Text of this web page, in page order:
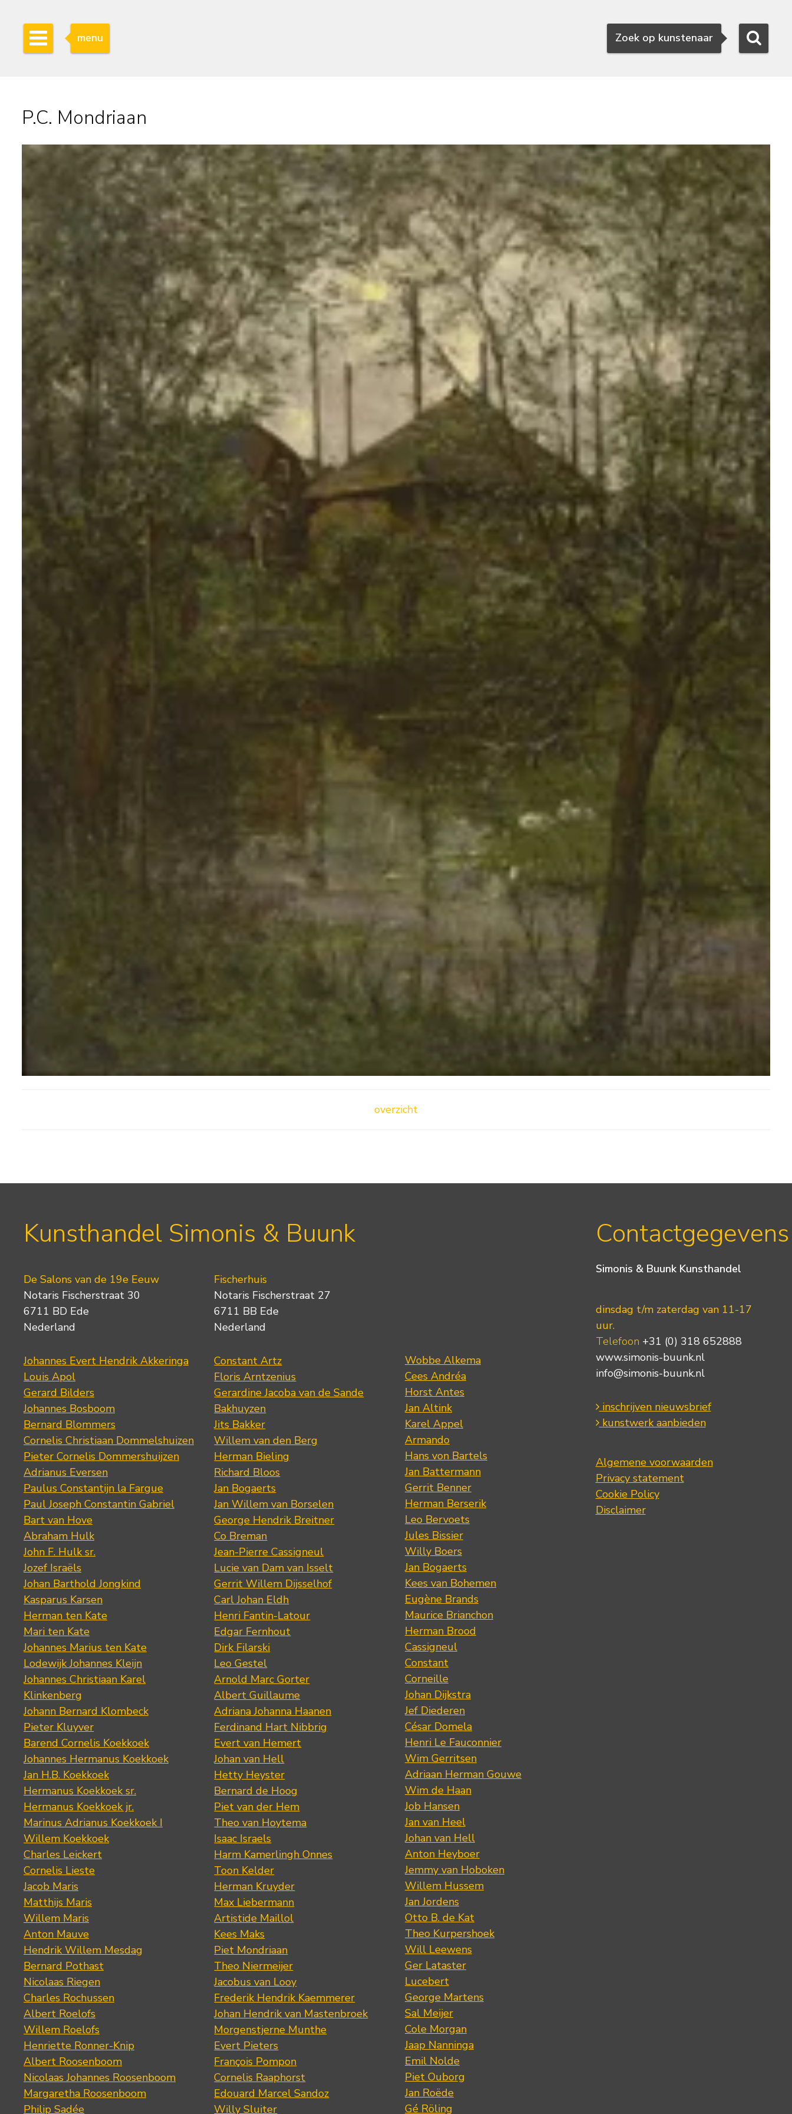
Zoeken
Zoek op kunstenaar
menu
P.C. Mondriaan
overzicht
Kunsthandel Simonis & Buunk
De Salons van de 19e Eeuw
Notaris Fischerstraat 30
6711 BD Ede
Nederland
Johannes Evert Hendrik Akkeringa
Louis Apol
Gerard Bilders
Johannes Bosboom
Bernard Blommers
Cornelis Christiaan Dommelshuizen
Pieter Cornelis Dommershuijzen
Adrianus Eversen
Paulus Constantijn la Fargue
Paul Joseph Constantin Gabriel
Bart van Hove
Abraham Hulk
John F. Hulk sr.
Jozef Israëls
Johan Barthold Jongkind
Kasparus Karsen
Herman ten Kate
Mari ten Kate
Johannes Marius ten Kate
Lodewijk Johannes Kleijn
Johannes Christiaan Karel
Klinkenberg
Johann Bernard Klombeck
Pieter Kluyver
Barend Cornelis Koekkoek
Johannes Hermanus Koekkoek
Jan H.B. Koekkoek
Hermanus Koekkoek sr.
Hermanus Koekkoek jr.
Marinus Adrianus Koekkoek I
Willem Koekkoek
Charles Leickert
Cornelis Lieste
Jacob Maris
Matthijs Maris
Willem Maris
Anton Mauve
Hendrik Willem Mesdag
Bernard Pothast
Nicolaas Riegen
Charles Rochussen
Albert Roelofs
Willem Roelofs
Henriette Ronner-Knip
Albert Roosenboom
Nicolaas Johannes Roosenboom
Margaretha Roosenboom
Philip Sadée
Fischerhuis
Notaris Fischerstraat 27
6711 BB Ede
Nederland
Constant Artz
Floris Arntzenius
Gerardine Jacoba van de Sande
Bakhuyzen
Jits Bakker
Willem van den Berg
Herman Bieling
Richard Bloos
Jan Bogaerts
Jan Willem van Borselen
George Hendrik Breitner
Co Breman
Jean-Pierre Cassigneul
Lucie van Dam van Isselt
Gerrit Willem Dijsselhof
Carl Johan Eldh
Henri Fantin-Latour
Edgar Fernhout
Dirk Filarski
Leo Gestel
Arnold Marc Gorter
Albert Guillaume
Adriana Johanna Haanen
Ferdinand Hart Nibbrig
Evert van Hemert
Johan van Hell
Hetty Heyster
Bernard de Hoog
Piet van der Hem
Theo van Hoytema
Isaac Israels
Harm Kamerlingh Onnes
Toon Kelder
Herman Kruyder
Max Liebermann
Artistide Maillol
Kees Maks
Piet Mondriaan
Theo Niermeijer
Jacobus van Looy
Frederik Hendrik Kaemmerer
Johan Hendrik van Mastenbroek
Morgenstjerne Munthe
Evert Pieters
François Pompon
Cornelis Raaphorst
Edouard Marcel Sandoz
Willy Sluiter
Wobbe Alkema
Cees Andréa
Horst Antes
Jan Altink
Karel Appel
Armando
Hans von Bartels
Jan Battermann
Gerrit Benner
Herman Berserik
Leo Bervoets
Jules Bissier
Willy Boers
Jan Bogaerts
Kees van Bohemen
Eugène Brands
Maurice Brianchon
Herman Brood
Cassigneul
Constant
Corneille
Johan Dijkstra
Jef Diederen
César Domela
Henri Le Fauconnier
Wim Gerritsen
Adriaan Herman Gouwe
Wim de Haan
Job Hansen
Jan van Heel
Johan van Hell
Anton Heyboer
Jemmy van Hoboken
Willem Hussem
Jan Jordens
Otto B. de Kat
Theo Kurpershoek
Will Leewens
Ger Lataster
Lucebert
George Martens
Sal Meijer
Cole Morgan
Jaap Nanninga
Emil Nolde
Piet Ouborg
Jan Roëde
Gé Röling
Contactgegevens
Simonis & Buunk Kunsthandel
dinsdag t/m zaterdag van 11-17
uur.
Telefoon +31 (0) 318 652888
www.simonis-buunk.nl
info@simonis-buunk.nl
inschrijven nieuwsbrief
kunstwerk aanbieden
Algemene voorwaarden
Privacy statement
Cookie Policy
Disclaimer